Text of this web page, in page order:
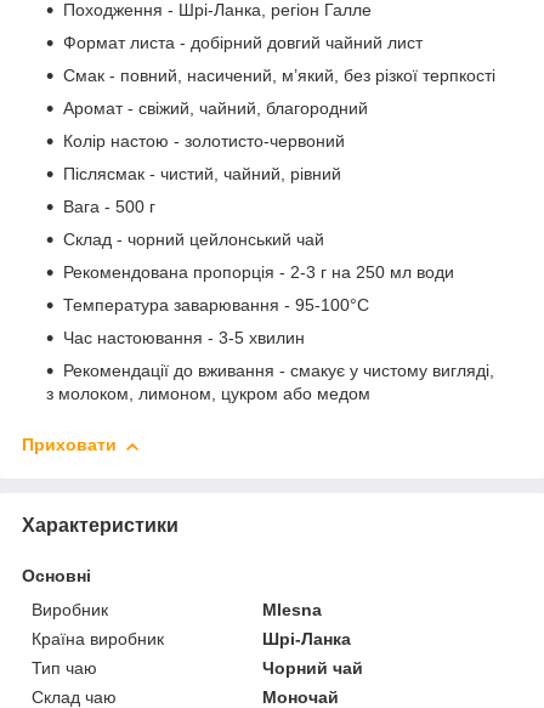
Походження - Шрі-Ланка, регіон Галле
Формат листа - добірний довгий чайний лист
Смак - повний, насичений, м’який, без різкої терпкості
Аромат - свіжий, чайний, благородний
Колір настою - золотисто-червоний
Післясмак - чистий, чайний, рівний
Вага - 500 г
Склад - чорний цейлонський чай
Рекомендована пропорція - 2-3 г на 250 мл води
Температура заварювання - 95-100°C
Час настоювання - 3-5 хвилин
Рекомендації до вживання - смакує у чистому вигляді,
з молоком, лимоном, цукром або медом
Приховати
Характеристики
Основні
Виробник
Mlesna
Країна виробник
Шрі-Ланка
Тип чаю
Чорний чай
Склад чаю
Моночай